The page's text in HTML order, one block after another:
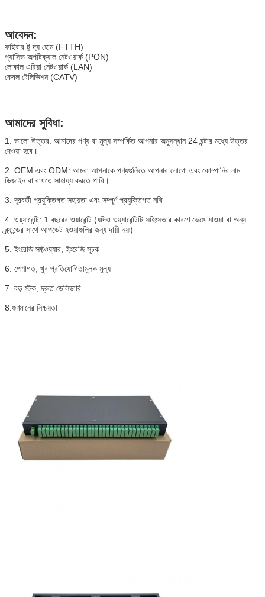
আবেদন:
ফাইবার টু দ্য হোম (FTTH)
প্যাসিভ অপটিক্যাল নেটওয়ার্ক (PON)
লোকাল এরিয়া নেটওয়ার্ক (LAN)
কেবল টেলিভিশন (CATV)
আমাদের সুবিধা:
1. ভালো উত্তর: আমাদের পণ্য বা মূল্য সম্পর্কিত আপনার অনুসন্ধান 24 ঘন্টার মধ্যে উত্তর
দেওয়া হবে।
2. OEM এবং ODM: আমরা আপনাকে পণ্যগুলিতে আপনার লোগো এবং কোম্পানির নাম
ডিজাইন বা রাখতে সাহায্য করতে পারি।
3. দূরবর্তী প্রযুক্তিগত সহায়তা এবং সম্পূর্ণ প্রযুক্তিগত নথি
4. ওয়্যারেন্টি: 1 বছরের ওয়ারেন্টি (যদিও ওয়্যারেন্টিটি সহিংসতার কারণে ভেঙে যাওয়া বা অন্য
ব্র্যান্ডের সাথে আপডেট হওয়াগুলির জন্য দায়ী নয়৷)
5. ইংরেজি সফ্টওয়্যার, ইংরেজি সূচক
6. পেশাগত, খুব প্রতিযোগিতামূলক মূল্য
7. বড় স্টক, দ্রুত ডেলিভারি
8.গুণমানের নিশ্চয়তা